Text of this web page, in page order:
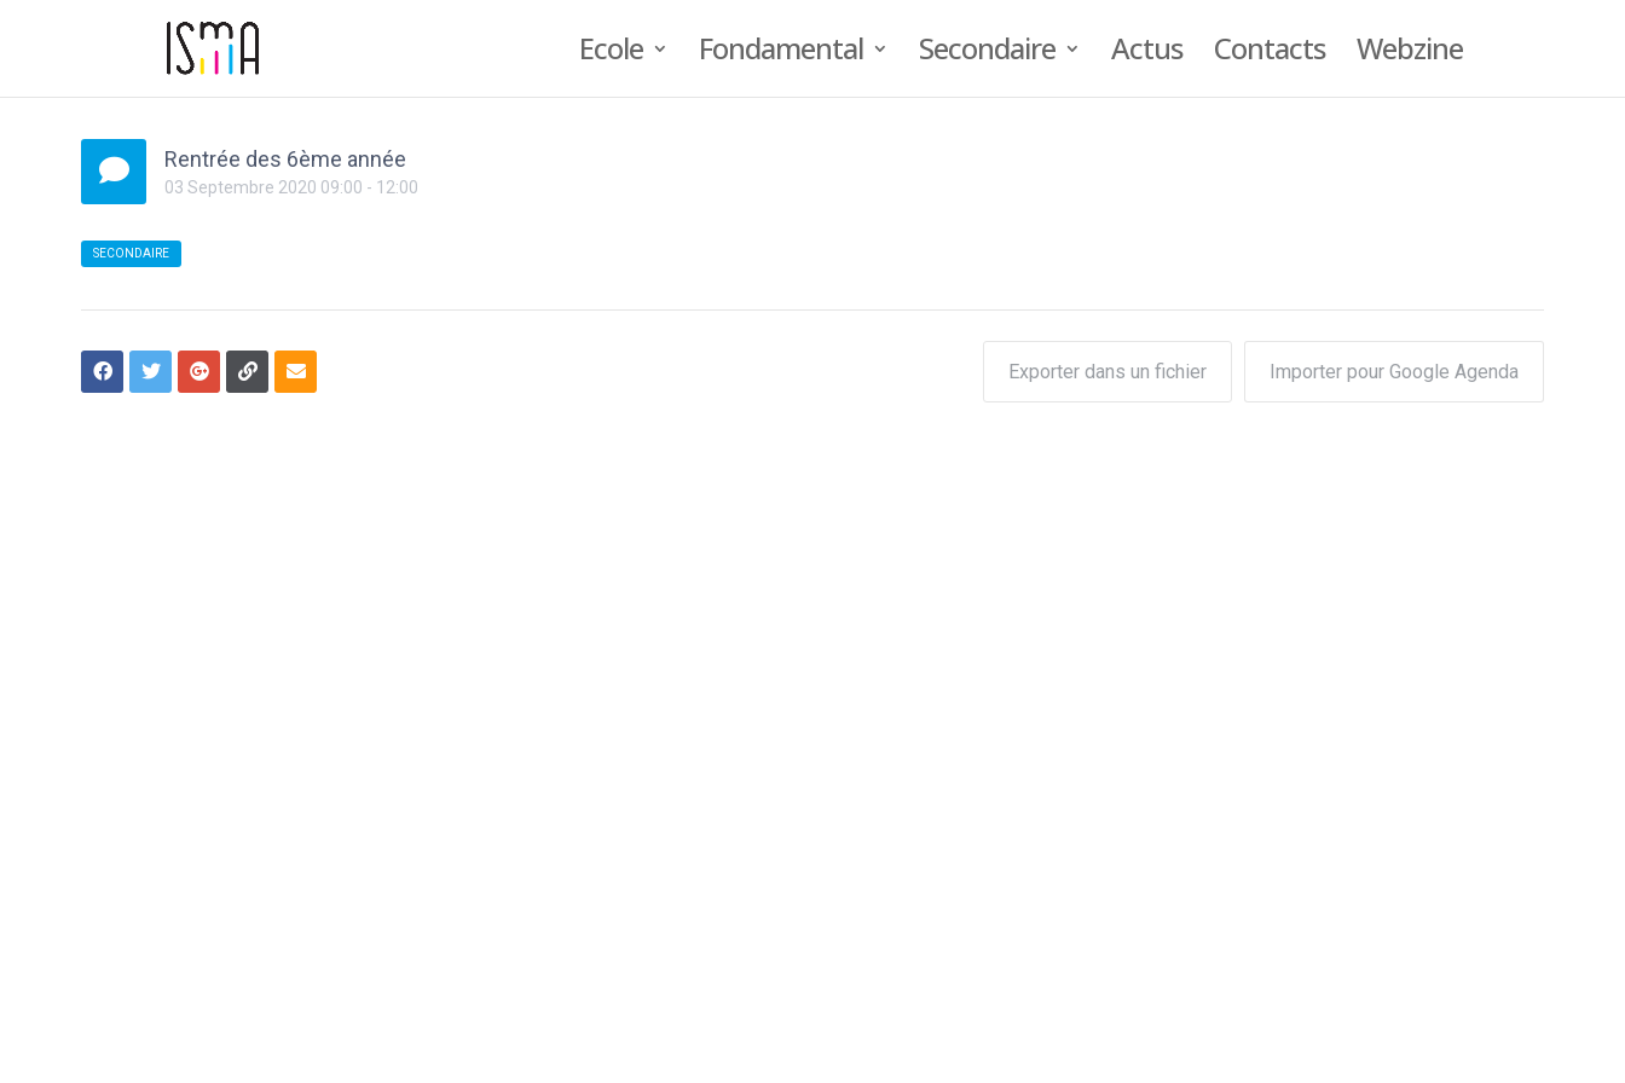
Ecole Fondamental Secondaire Actus Contacts Webzine
Rentrée des 6ème année
03 Septembre 2020 09:00 - 12:00
SECONDAIRE
Exporter dans un fichier Importer pour Google Agenda